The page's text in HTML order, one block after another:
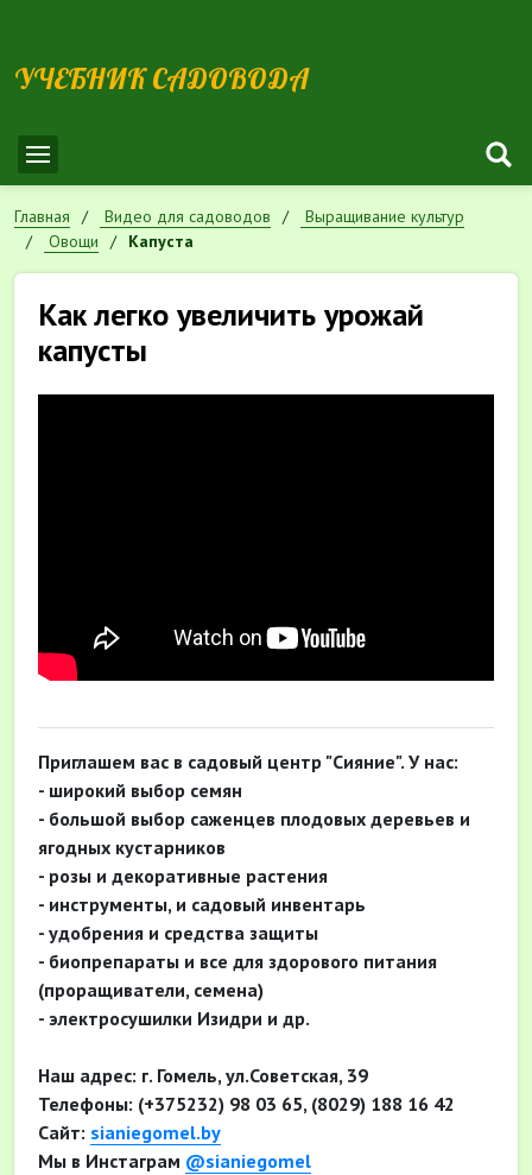
УЧЕБНИК САДОВОДА
Главная Видео для садоводов
Выращивание культур
Овощи
Капуста
Как легко увеличить урожай
капусты
Приглашем вас в садовый центр "Сияние". У нас:
- широкий выбор семян
- большой выбор саженцев плодовых деревьев и
ягодных кустарников
- розы и декоративные растения
- инструменты, и садовый инвентарь
- удобрения и средства защиты
- биопрепараты и все для здорового питания
(проращиватели, семена)
- электросушилки Изидри и др.
Наш адрес: г. Гомель, ул.Советская, 39
Телефоны: (+375232) 98 03 65, (8029) 188 16 42
Сайт: sianiegomel.by
Мы в Инстаграм @sianiegomel